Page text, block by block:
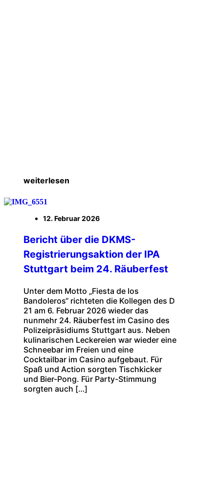
weiterlesen
12. Februar 2026
Bericht über die DKMS-
Registrierungsaktion der IPA
Stuttgart beim 24. Räuberfest
Unter dem Motto „Fiesta de los
Bandoleros“ richteten die Kollegen des D
21 am 6. Februar 2026 wieder das
nunmehr 24. Räuberfest im Casino des
Polizeipräsidiums Stuttgart aus. Neben
kulinarischen Leckereien war wieder eine
Schneebar im Freien und eine
Cocktailbar im Casino aufgebaut. Für
Spaß und Action sorgten Tischkicker
und Bier-Pong. Für Party-Stimmung
sorgten auch […]